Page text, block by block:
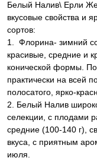
Белый Налив\ Ерли
вкусовые свойства и
сортов:
1. Флорина- зимний
красивые, средние и
конической формы.
практически на всей
полосатого, ярко-
2. Белый Налив
селекции, с плодами
средние (100-140 г),
вкуса, с приятным
июля.